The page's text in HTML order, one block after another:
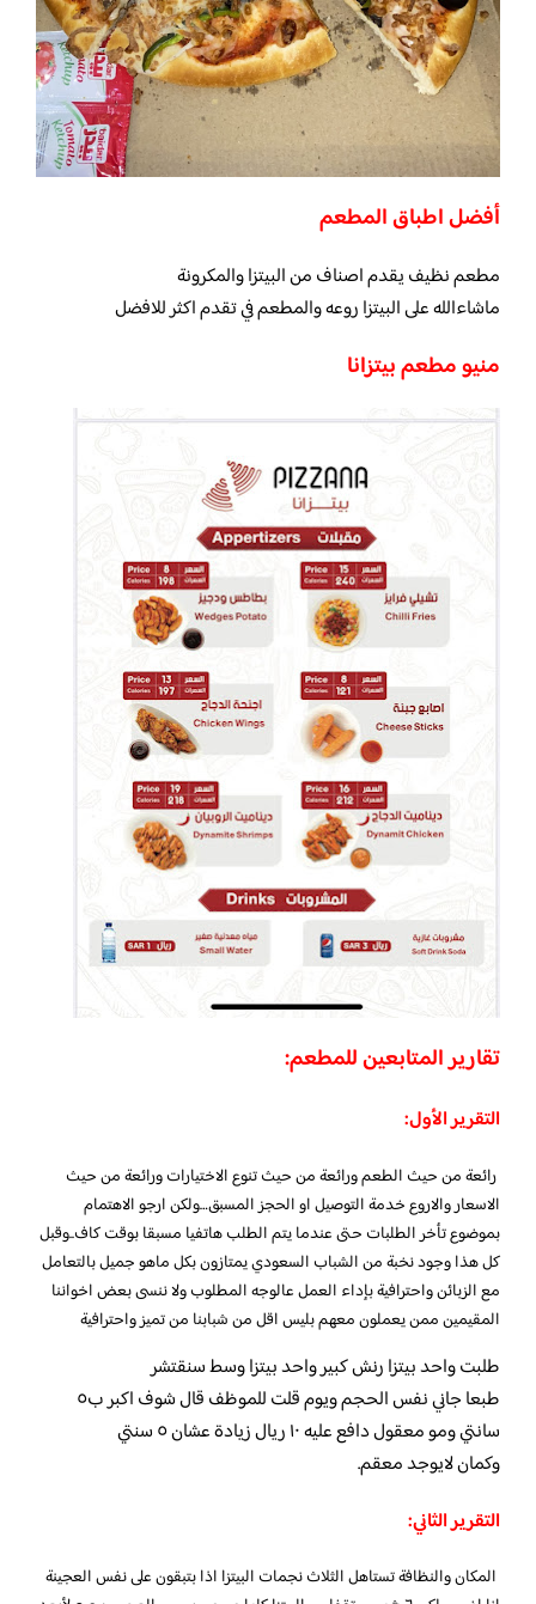
أفضل اطباق المطعم
مطعم نظيف يقدم اصناف من البيتزا والمكرونة
ماشاءالله على البيتزا روعه والمطعم في تقدم اكثر للافضل
منيو مطعم بيتزانا
تقارير المتابعين للمطعم:
التقرير الأول:
رائعة من حيث الطعم ورائعة من حيث تنوع الاختيارات ورائعة من حيث
الاسعار والاروع خدمة التوصيل او الحجز المسبق…ولكن ارجو الاهتمام
بموضوع تأخر الطلبات حتى عندما يتم الطلب هاتفيا مسبقا بوقت كاف..وقبل
كل هذا وجود نخبة من الشباب السعودي يمتازون بكل ماهو جميل بالتعامل
مع الزبائن واحترافية بإداء العمل عالوجه المطلوب ولا ننسى بعض اخواننا
المقيمين ممن يعملون معهم بليس اقل من شبابنا من تميز واحترافية
طلبت واحد بيتزا رنش كبير واحد بيتزا وسط سنقتشر
طبعا جاني نفس الحجم ويوم قلت للموظف قال شوف اكبر ب٥
سانتي ومو معقول دافع عليه ١٠ ريال زيادة عشان ٥ سنتي
وكمان لايوجد معقم.
التقرير الثاني:
المكان والنظافة تستاهل الثلاث نجمات البيتزا اذا بتبقون على نفس العجينة